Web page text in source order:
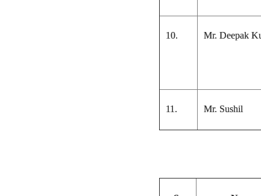
10. Mr. Deepak
11. Mr. Sushil